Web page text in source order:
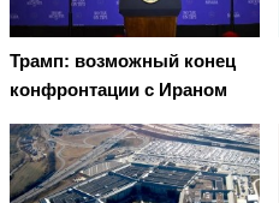
Трамп: возможный конец
конфронтации с Ираном